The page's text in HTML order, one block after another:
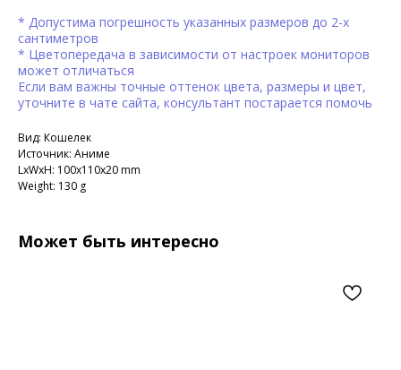
* Допустима погрешность указанных размеров до 2-х
сантиметров
* Цветопередача в зависимости от настроек мониторов
может отличаться
Если вам важны точные оттенок цвета, размеры и цвет,
уточните в чате сайта, консультант постарается помочь
Вид: Кошелек
Источник: Аниме
LxWxH: 100x110x20 mm
Weight: 130 g
Может быть интересно